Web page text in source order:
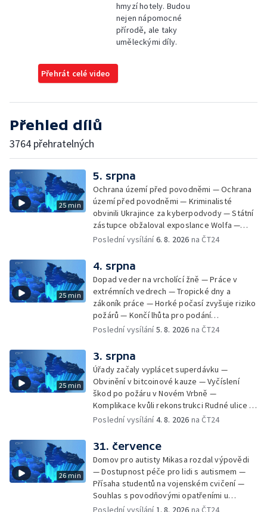
hmyzí hotely. Budou
nejen nápomocné
přírodě, ale taky
uměleckými díly.
Přehrát celé video
Přehled dílů
3764 přehratelných
25 min
5. srpna
Ochrana území před povodněmi — Ochrana
území před povodněmi — Kriminalisté
obvinili Ukrajince za kyberpodvody — Státní
zástupce obžaloval exposlance Wolfa —
Péče o hospodářská zvířata ve vedrech —
depozitu Vlastivědného muzea Olomouc —
Zakládání nových dětských skupin — Výběr
ze sociálních sítí Události Ostrava — Tresty
pro fotbalisty za korupci — Po stopách
Gebharda Blüchera
Poslední vysílání6. 8. 2026 na ČT24
25 min
4. srpna
Dopad veder na vrcholící žně — Práce v
extrémních vedrech — Tropické dny a
zákoník práce — Horké počasí zvyšuje riziko
požárů — Končí lhůta pro podání
kandidátních listin — Končí lhůta pro podání
rozsudek v lihové kauze — Výročí
zavraždění Václava III. v Olomouci — Těžba
unikátní rašeliny pro lázně v Karlově
Studánce — Výběr ze sociálních sítí ČT —
Nový program pro léčbu obezity —
Olomoucké (nejen) shakespearovské léto
Poslední vysílání5. 8. 2026 na ČT24
25 min
3. srpna
Úřady začaly vyplácet superdávku —
Obvinění v bitcoinové kauze — Vyčíslení
škod po požáru v Novém Vrbně —
Komplikace kvůli rekonstrukci Rudné ulice —
Nárůst zájmu o klimatizace — Výluka vlaků
Protipovodňová opatření v Troubkách —
Zájem o bydlení na vysokoškolskýc kolejích
— Vrcholí sklizeň levandulí
Poslední vysílání4. 8. 2026 na ČT24
26 min
31. července
Domov pro autisty Mikasa rozdal výpovědi
— Dostupnost péče pro lidi s autismem —
Přísaha studentů na vojenském cvičení —
Souhlas s povodňovými opatřeními u
Troubek — Opravy Rudné omezí dopravu —
Poslední vysílání 1. 8. 2026 na ČT24